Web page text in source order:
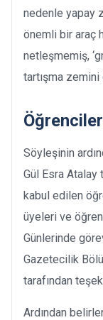
nedenle yapay
önemli bir araç
netleşmemiş,
tartışma
Söyleşinin
Gül Esra Atalay
kabul edilen
üyeleri ve
Günlerinde
Gazetecilik
tarafından
Ardından